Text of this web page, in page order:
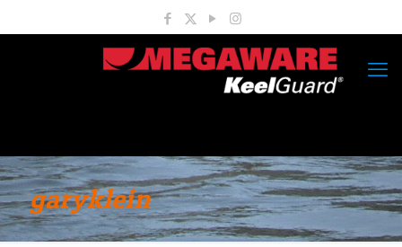
garyklein